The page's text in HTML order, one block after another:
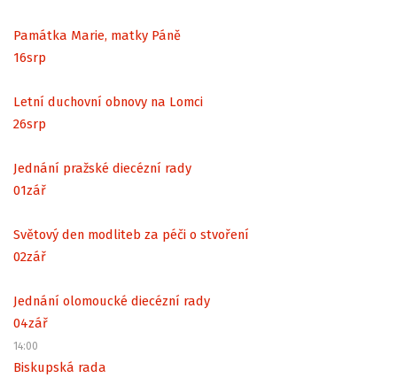
Památka Marie, matky Páně
16srp
Letní duchovní obnovy na Lomci
26srp
Jednání pražské diecézní rady
01zář
Světový den modliteb za péči o stvoření
02zář
Jednání olomoucké diecézní rady
04zář
14:00
Biskupská rada